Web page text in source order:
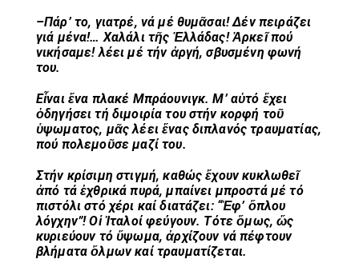
–Πάρ’ το, γιατρέ, νά μέ θυμᾶσαι! Δέν πειράζει
γιά μένα!… Χαλάλι τῆς Ἑλλάδας! Ἀρκεῖ πού
νικήσαμε! λέει μέ τήν ἀργή, σβυσμένη φωνή
του.
Εἶναι ἕνα πλακέ Μπράουνιγκ. Μ’ αὐτό ἔχει
ὁδηγήσει τή διμοιρία του στήν κορφή τοῦ
ὑψωματος, μᾶς λέει ἕνας διπλανός τραυματίας,
πού πολεμοῦσε μαζί του.
Στήν κρίσιμη στιγμή, καθώς ἔχουν κυκλωθεῖ
ἀπό τά ἐχθρικά πυρά, μπαίνει μπροστά μέ τό
πιστόλι στό χέρι καί διατάζει: “Ἐφ’ ὅπλου
λόγχην”! Οἱ Ἰταλοί φεύγουν. Τότε ὅμως, ὥς
κυριεύουν τό ὕψωμα, ἀρχίζουν νά πέφτουν
βλήματα ὅλμων καί τραυματίζεται.